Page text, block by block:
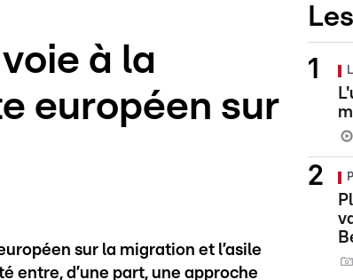
à la
européen sur
sur la migration et l’asile
entre, d’une part, une approche